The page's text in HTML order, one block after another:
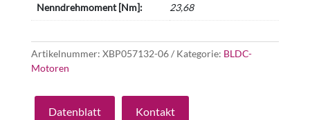
Nenndrehmoment [Nm]: 23,68
Artikelnummer: XBP057132-06 Kategorie: BLDC-
Motoren
Datenblatt Kontakt